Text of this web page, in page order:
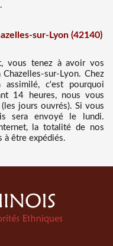
sur-Lyon (42140)
vous tenez à avoir vos
sur-Lyon. Chez
c'est pourquoi
14 heures, nous vous
jours ouvrés). Si vous
sera envoyé le lundi.
la totalité de nos
à être expédiés.